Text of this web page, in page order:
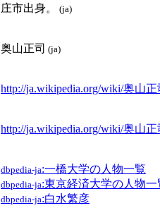
庄市出身。
(ja)
奥山正司 (ja)
http://ja.wikipedia.org/wiki/奥山
http://ja.wikipedia.org/wiki/奥山正
dbpedia-ja:一橋大学の人物一覧
dbpedia-ja:東京経済大学の人物一
dbpedia-ja:白水繁彦